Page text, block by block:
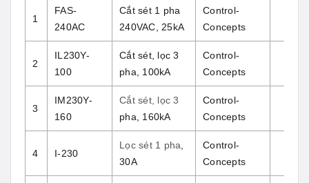
1
FAS-
240AC
Cắt sét 1 pha
240VAC, 25kA
Control-
Concepts
2
IL230Y-
100
Cắt sét, lọc 3
pha, 100kA
Control-
Concepts
3
IM230Y-
160
Cắt sét, lọc 3
pha, 160kA
Control-
Concepts
4 I-230
Lọc sét 1 pha
30A
Control-
Concepts